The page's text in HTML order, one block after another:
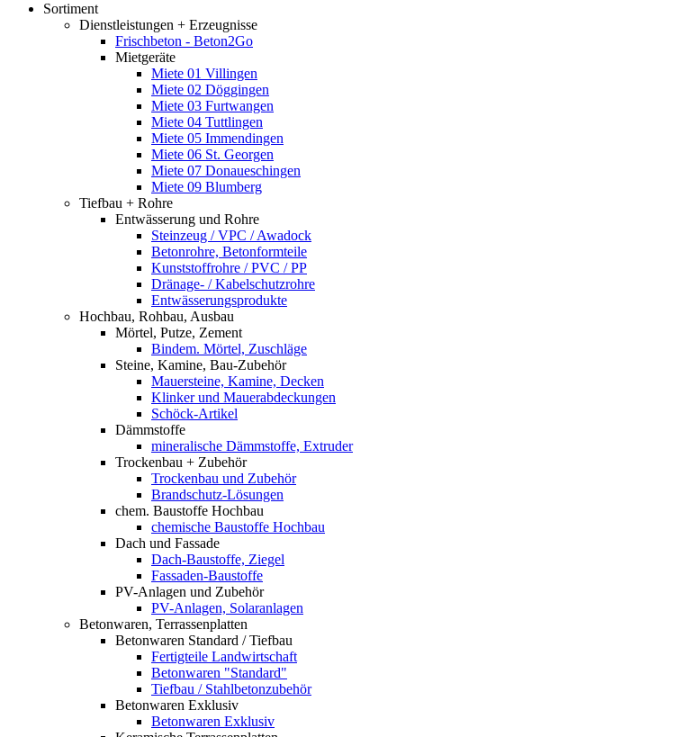
Sortiment
Dienstleistungen + Erzeugnisse
Frischbeton - Beton2Go
Mietgeräte
Miete 01 Villingen
Miete 02 Döggingen
Miete 03 Furtwangen
Miete 04 Tuttlingen
Miete 05 Immendingen
Miete 06 St. Georgen
Miete 07 Donaueschingen
Miete 09 Blumberg
Tiefbau + Rohre
Entwässerung und Rohre
Steinzeug / VPC / Awadock
Betonrohre, Betonformteile
Kunststoffrohre / PVC / PP
Dränage- / Kabelschutzrohre
Entwässerungsprodukte
Hochbau, Rohbau, Ausbau
Mörtel, Putze, Zement
Bindem. Mörtel, Zuschläge
Steine, Kamine, Bau-Zubehör
Mauersteine, Kamine, Decken
Klinker und Mauerabdeckungen
Schöck-Artikel
Dämmstoffe
mineralische Dämmstoffe, Extruder
Trockenbau + Zubehör
Trockenbau und Zubehör
Brandschutz-Lösungen
chem. Baustoffe Hochbau
chemische Baustoffe Hochbau
Dach und Fassade
Dach-Baustoffe, Ziegel
Fassaden-Baustoffe
PV-Anlagen und Zubehör
PV-Anlagen, Solaranlagen
Betonwaren, Terrassenplatten
Betonwaren Standard / Tiefbau
Fertigteile Landwirtschaft
Betonwaren "Standard"
Tiefbau / Stahlbetonzubehör
Betonwaren Exklusiv
Betonwaren Exklusiv